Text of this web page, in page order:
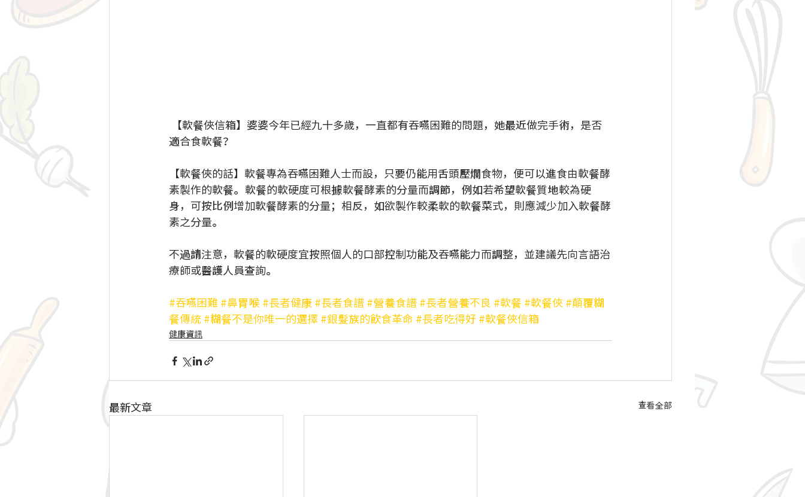
適合食軟餐？
【軟餐俠的話】軟餐專為吞嚥困難人士而設，只要仍能用舌頭壓爛食物，便可以進食由軟餐酵
素製作的軟餐。軟餐的軟硬度可根據軟餐酵素的分量而調節，例如若希望軟餐質地較為硬
身，可按比例增加軟餐酵素的分量；相反，如欲製作較柔軟的軟餐菜式，則應減少加入軟餐酵
素之分量。
不過請注意，軟餐的軟硬度宜按照個人的口部控制功能及吞嚥能力而調整，並建議先向言語治
療師或醫護人員查詢。
#吞嚥困難#鼻胃喉 #長者健康#長者食譜#營養食譜#長者營養不良 #軟餐 #軟餐俠#顛覆糊
餐傳統 #糊餐不是你唯一的選擇 #銀髮族的飲食革命 #長者吃得好 #軟餐俠信箱
健康資訊
最新文章 查看全部